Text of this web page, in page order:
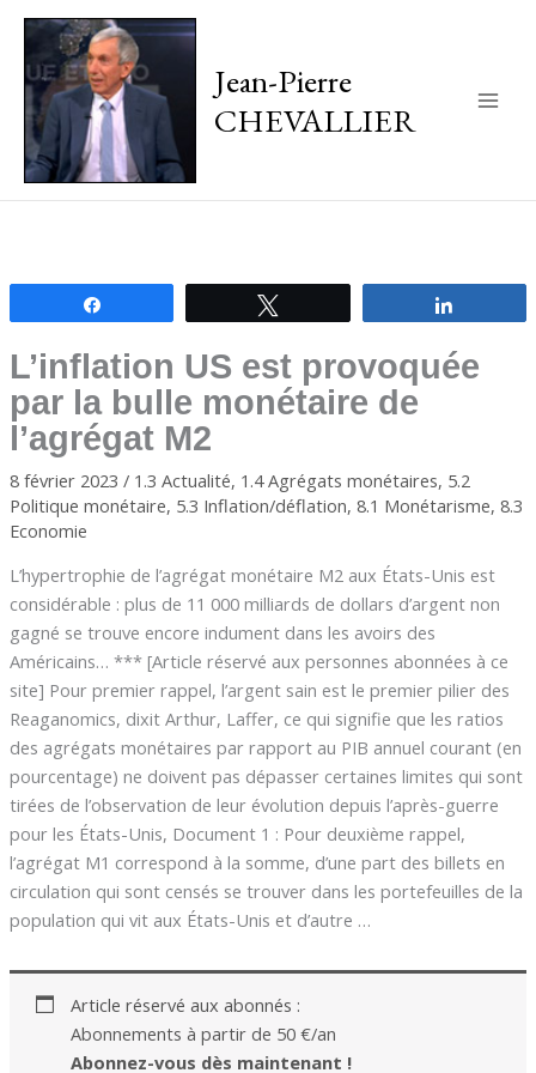
Jean-Pierre
CHEVALLIER
L’inflation US est provoquée
par la bulle monétaire de
l’agrégat M2
8 février 2023 / 1.3 Actualité, 1.4 Agrégats monétaires, 5.2
Politique monétaire, 5.3 Inflation/déflation, 8.1 Monétarisme, 8.3
Economie
L’hypertrophie de l’agrégat monétaire M2 aux États-Unis est
considérable : plus de 11 000 milliards de dollars d’argent non
gagné se trouve encore indument dans les avoirs des
Américains… *** [Article réservé aux personnes abonnées à ce
site] Pour premier rappel, l’argent sain est le premier pilier des
Reaganomics, dixit Arthur, Laffer, ce qui signifie que les ratios
des agrégats monétaires par rapport au PIB annuel courant (en
pourcentage) ne doivent pas dépasser certaines limites qui sont
tirées de l’observation de leur évolution depuis l’après-guerre
pour les États-Unis, Document 1 : Pour deuxième rappel,
l’agrégat M1 correspond à la somme, d’une part des billets en
circulation qui sont censés se trouver dans les portefeuilles de la
population qui vit aux États-Unis et d’autre …
Article réservé aux abonnés :
Abonnements à partir de 50 €/an
Abonnez-vous dès maintenant !